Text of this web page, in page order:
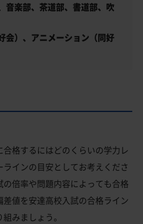
音楽部、茶道部、書道部、吹
会）、アニメーション（同好
格するにはどのくらいの学力レ
インの目安としてお考えくださ
倍率や問題内容によっても合格
値を安達高校入試の合格ライン
みましょう。